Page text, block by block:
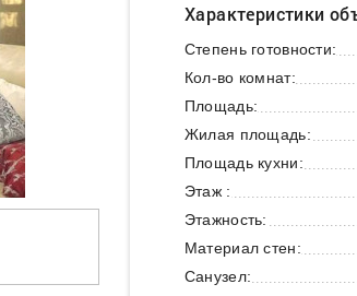
Характеристики
Степень готовности:
Кол-во комнат:
Площадь:
Жилая площадь:
Площадь кухни:
Этаж :
Этажность:
Материал стен:
Санузел: